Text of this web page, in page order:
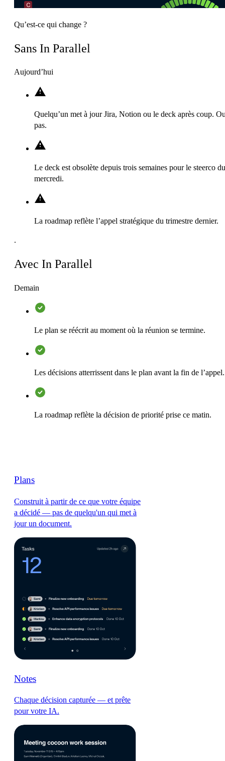
Qu’est-ce qui change ?
Sans In Parallel
Aujourd’hui
Quelqu’un met à jour Jira, Notion ou le deck après coup.
pas.
Le deck est obsolète depuis trois semaines pour le steerco du
mercredi.
La roadmap reflète l’appel stratégique du trimestre dernier.
.
Avec In Parallel
Demain
Le plan se réécrit au moment où la réunion se termine.
Les décisions atterrissent dans le plan avant la fin de l’appel.
La roadmap reflète la décision de priorité prise ce matin.
Plans
Construit à partir de ce que votre équipe
a décidé — pas de quelqu'un qui met à
jour un document.
Notes
Chaque décision capturée — et prête
pour votre IA.